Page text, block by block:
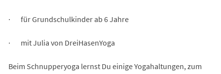
· für Grundschulkinder ab 6 Jahre
· mit Julia von DreiHasenYoga
Beim Schnupperyoga lernst Du einige Yogahaltungen, zum